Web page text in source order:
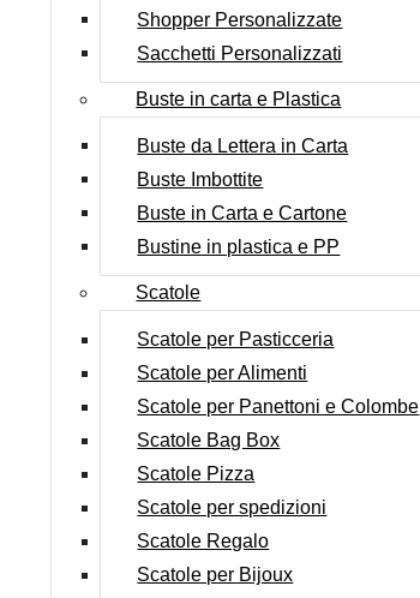
Shopper Personalizzate
Sacchetti Personalizzati
Buste in carta e Plastica
Buste da Lettera in Carta
Buste Imbottite
Buste in Carta e Cartone
Bustine in plastica e PP
Scatole
Scatole per Pasticceria
Scatole per Alimenti
Scatole per Panettoni e Colombe
Scatole Bag Box
Scatole Pizza
Scatole per spedizioni
Scatole Regalo
Scatole per Bijoux